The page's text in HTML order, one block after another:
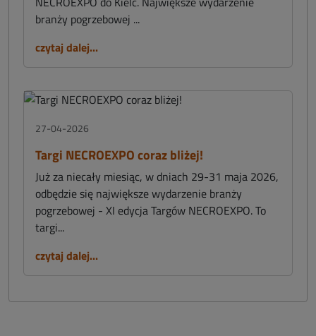
branży pogrzebowej ...
czytaj dalej...
27-04-2026
Targi NECROEXPO coraz bliżej!
Już za niecały miesiąc, w dniach 29-31 maja 2026,
odbędzie się największe wydarzenie branży
pogrzebowej - XI edycja Targów NECROEXPO. To
targi...
czytaj dalej...